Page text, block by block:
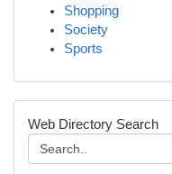
Shopping
Society
Sports
Web Directory Search